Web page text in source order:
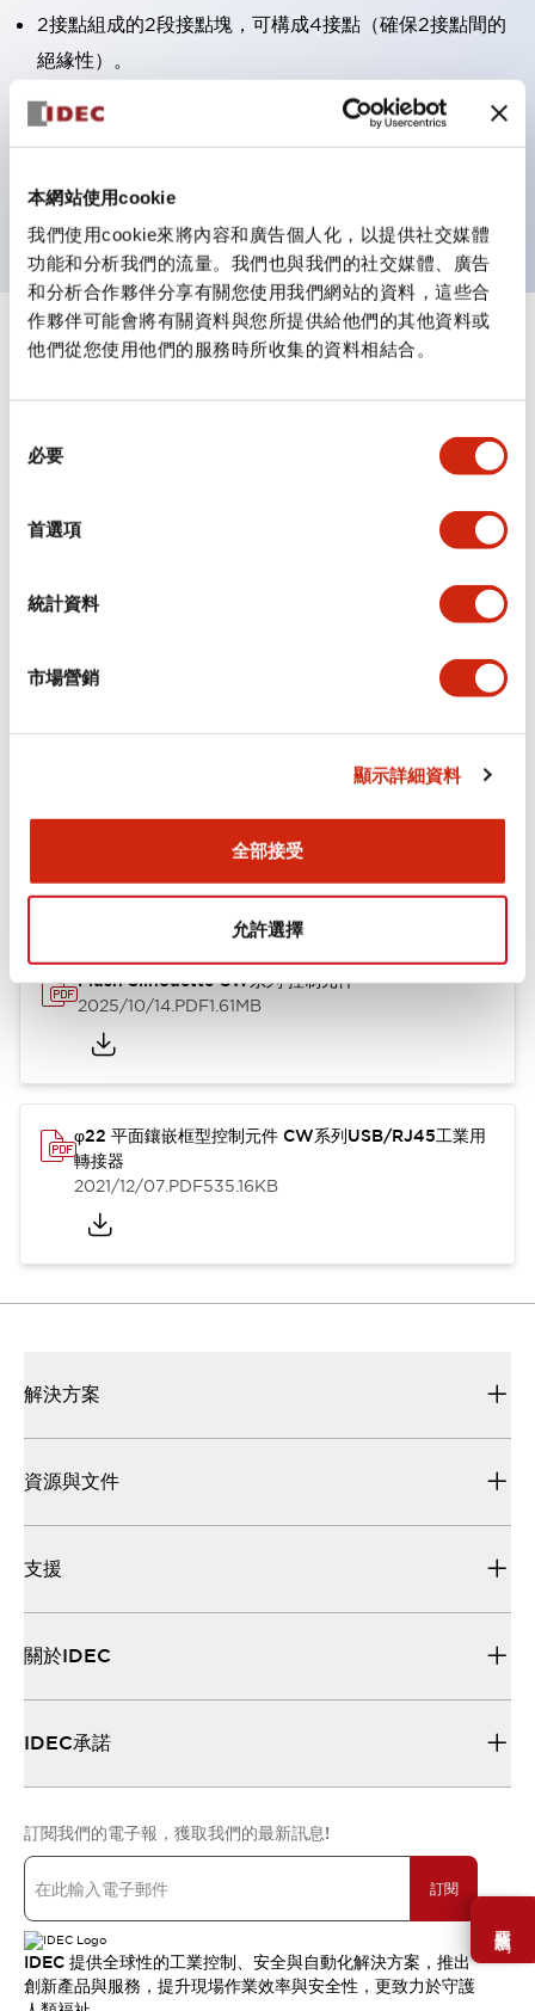
本網站使用cookie
我們使用cookie來將內容和廣告個人化，以提供社交媒體
功能和分析我們的流量。我們也與我們的社交媒體、廣告
和分析合作夥伴分享有關您使用我們網站的資料，這些合
作夥伴可能會將有關資料與您所提供給他們的其他資料或
他們從您使用他們的服務時所收集的資料相結合。
必要
首選項
統計資料
市場營銷
顯示詳細資料
全部接受
允許選擇
需要幫助嗎？
2接點組成的2段接點塊，可構成4接點（確保2接點間的
絕緣性）。
面板深度39.9mm（※11段接點塊）、59.9mm（※22段
接點塊）。可實現省空間設計。
防護結構
規格
審美規範
環境規範
功能規格
機械規格
型錄和宣傳手冊 CAD檔 認證與標準
Flush Silhouette CW系列 控制元件
2025/10/14.PDF1.61MB
φ22 平面鑲嵌框型控制元件 CW系列USB/RJ45工業用
轉接器
2021/12/07.PDF535.16KB
解決方案
資源與文件
支援
關於IDEC
IDEC承諾
訂閱我們的電子報，獲取我們的最新訊息!
訂閱
IDEC 提供全球性的工業控制、安全與自動化解決方案，推出
創新產品與服務，提升現場作業效率與安全性，更致力於守護